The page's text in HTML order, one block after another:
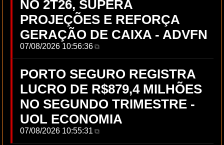
NO 2T26, SUPERA
PROJEÇÕES E REFORÇA
GERAÇÃO DE CAIXA - ADVFN
07/08/2026 10:56:36⧉
PORTO SEGURO REGISTRA
LUCRO DE R$879,4 MILHÕES
NO SEGUNDO TRIMESTRE -
UOL ECONOMIA
07/08/2026 10:55:31 ⧉